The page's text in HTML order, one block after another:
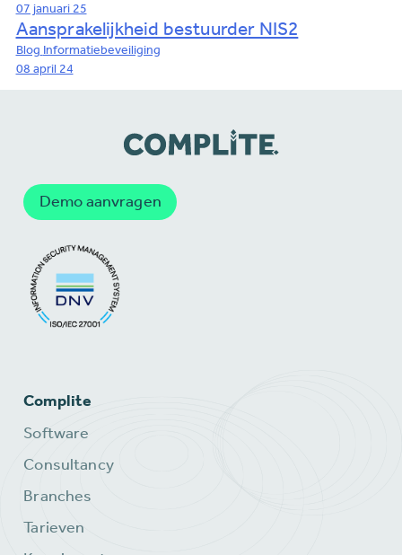
07 januari 25
Aansprakelijkheid bestuurder NIS2
Blog Informatiebeveiliging
08 april 24
Demo aanvragen
Complite
Software
Consultancy
Branches
Tarieven